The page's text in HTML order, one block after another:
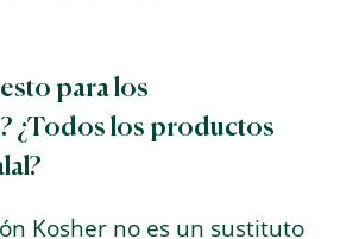
para los
¿Todos los productos
Kosher no es un sustituto